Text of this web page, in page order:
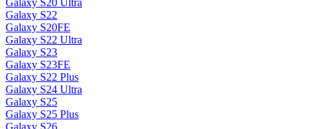
Galaxy S20 Ultra
Galaxy S22
Galaxy S20FE
Galaxy S22 Ultra
Galaxy S23
Galaxy S23FE
Galaxy S22 Plus
Galaxy S24 Ultra
Galaxy S25
Galaxy S25 Plus
Galaxy S26